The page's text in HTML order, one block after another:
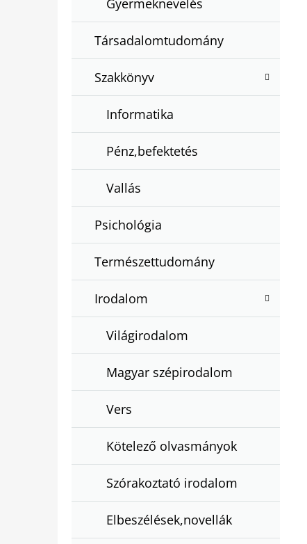
Társadalomtudomány
Szakkönyv
Informatika
Pénz,befektetés
Vallás
Psichológia
Természettudomány
Irodalom
Világirodalom
Magyar szépirodalom
Vers
Kötelező olvasmányok
Szórakoztató irodalom
Elbeszélések,novellák